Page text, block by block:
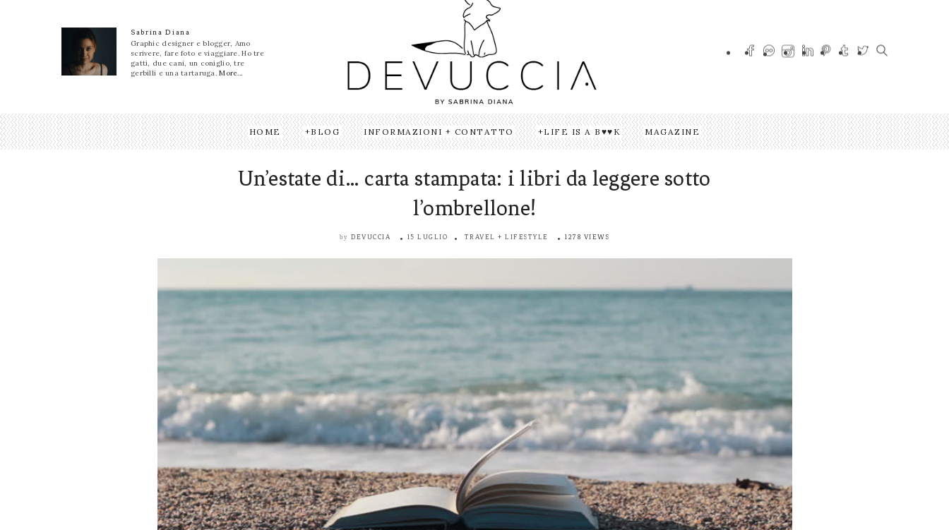
Sabrina Diana
Graphic designer e blogger, Amo
scrivere, fare foto e viaggiare. Ho tre
gatti, due cani, un coniglio, tre
gerbilli e una tartaruga.More...
HOME BLOG INFORMAZIONI + CONTATTO LIFE IS A B♥♥K MAGAZINE
Un’estate di… carta stampata: i libri da leggere sotto
l’ombrellone!
by DEVUCCIA 15 LUGLIO TRAVEL + LIFESTYLE 1278 VIEWS